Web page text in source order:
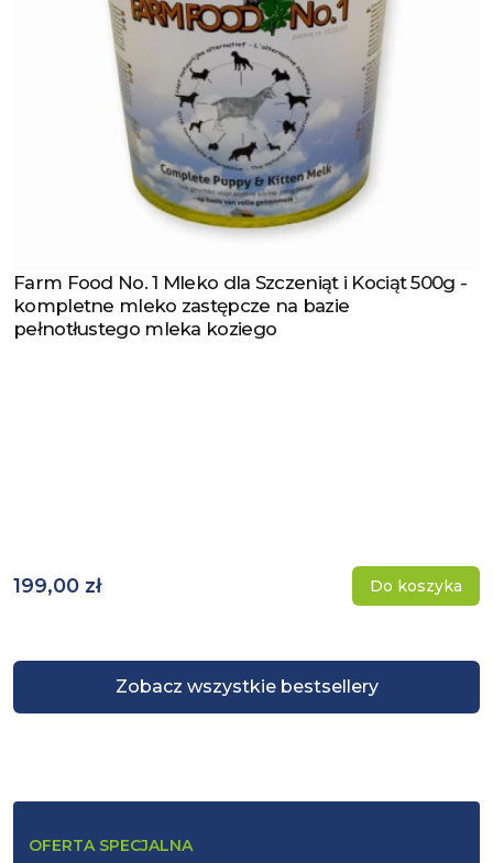
Zobacz wszystkie bestsellery
Zobacz produkt
Farm Food No. 1 Mleko dla Szczeniąt i Kociąt 500g -
kompletne mleko zastępcze na bazie
pełnotłustego mleka koziego
199,00 zł Do koszyka
OFERTA SPECJALNA